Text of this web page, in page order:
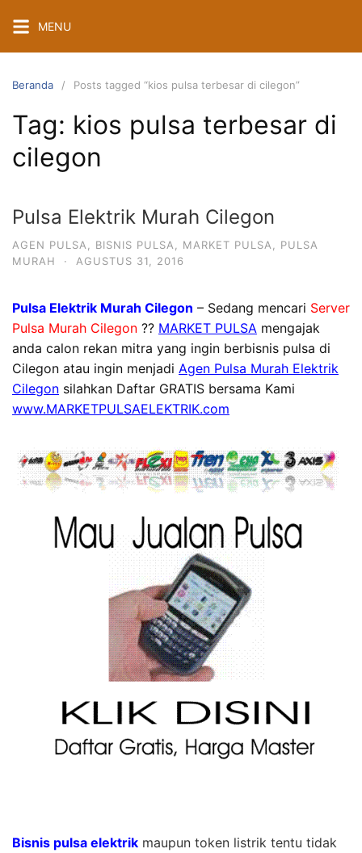
ke
konten
MENU
Beranda Posts tagged “kios pulsa terbesar di cilegon”
Tag: kios pulsa terbesar di
cilegon
Pulsa Elektrik Murah Cilegon
AGEN PULSA BISNIS PULSA MARKET PULSA
PULSA
MURAH
· AGUSTUS 31, 2016
Pulsa Elektrik Murah Cilegon – Sedang mencari Server
Pulsa Murah Cilegon ?? MARKET PULSA mengajak
anda calon rekan mitra yang ingin berbisnis pulsa di
Cilegon atau ingin menjadi Agen Pulsa Murah Elektrik
Cilegon silahkan Daftar GRATIS bersama Kami
www.MARKETPULSAELEKTRIK.com
Bisnis pulsa elektrik maupun token listrik tentu tidak